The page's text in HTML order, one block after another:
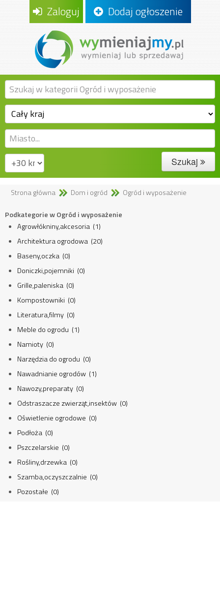
Zaloguj Dodaj ogłoszenie
Szukaj
Strona główna Dom i ogród Ogród i wyposażenie
Podkategorie w Ogród i wyposażenie
Agrowłókniny,akcesoria (1)
Architektura ogrodowa (20)
Baseny,oczka (0)
Doniczki,pojemniki (0)
Grille,paleniska (0)
Kompostowniki (0)
Literatura,filmy (0)
Meble do ogrodu (1)
Namioty (0)
Narzędzia do ogrodu (0)
Nawadnianie ogrodów (1)
Nawozy,preparaty (0)
Odstraszacze zwierząt,insektów (0)
Oświetlenie ogrodowe (0)
Podłoża (0)
Pszczelarskie (0)
Rośliny,drzewka (0)
Szamba,oczyszczalnie (0)
Pozostałe (0)